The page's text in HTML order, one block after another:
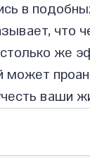
в
что
же
может
ваши